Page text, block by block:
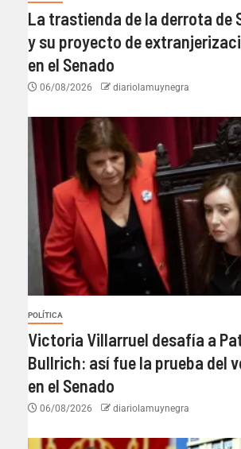
La trastienda de la derrota de
y su proyecto de
en el Senado
06/08/2026 diariolamuynegra
POLÍTICA
Victoria Villarruel desafía a
Bullrich: así fue la prueba del
en el Senado
06/08/2026 diariolamuynegra